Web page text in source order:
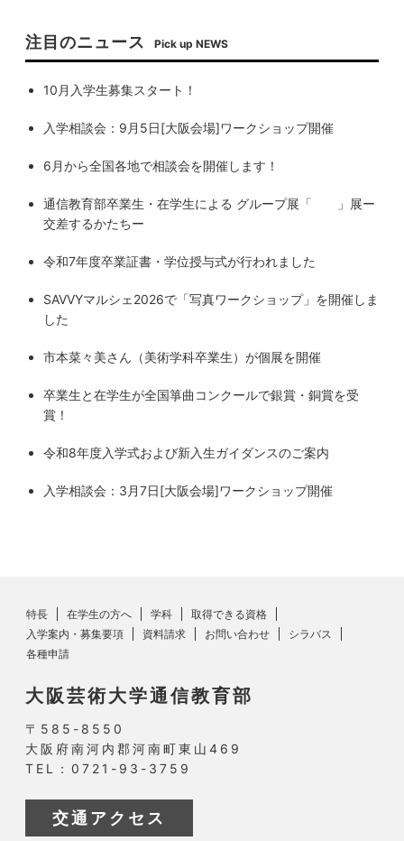
注目のニュース Pick up NEWS
10月入学生募集スタート！
入学相談会：9月5日[大阪会場]ワークショップ開催
6月から全国各地で相談会を開催します！
通信教育部卒業生・在学生による グループ展「 」展ー
交差するかたちー
令和7年度卒業証書・学位授与式が行われました
SAVVYマルシェ2026で「写真ワークショップ」を開催しま
した
市本菜々美さん（美術学科卒業生）が個展を開催
卒業生と在学生が全国箏曲コンクールで銀賞・銅賞を受
賞！
令和8年度入学式および新入生ガイダンスのご案内
入学相談会：3月7日[大阪会場]ワークショップ開催
特長 在学生の方へ 学科
取得できる資格
入学案内・募集要項
資料請求 お問い合わせ
シラバス
各種申請
大阪芸術大学通信教育部
〒585-8550
大阪府南河内郡河南町東山469
TEL：0721-93-3759
交通アクセス